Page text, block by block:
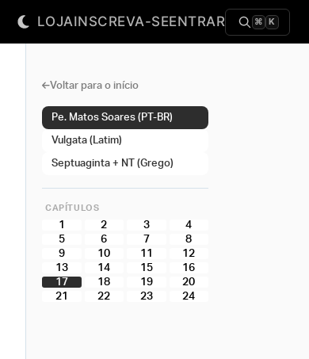
LOJAINSCREVA-SEENTRAR ⌘ K
Voltar para o início
Pe. Matos Soares (PT-BR)
Vulgata (Latim)
Septuaginta + NT (Grego)
CAPÍTULOS
1 2 3
4
5
6 7
8
9
10 11
12
13
14 15
16
17
18 19
20
21
22 23 24